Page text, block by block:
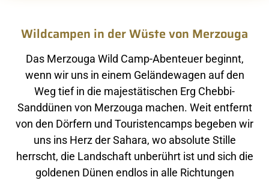
Wildcampen in der Wüste von Merzouga
Das Merzouga Wild Camp-Abenteuer beginnt,
wenn wir uns in einem Geländewagen auf den
Weg tief in die majestätischen Erg Chebbi-
Sanddünen von Merzouga machen. Weit entfernt
von den Dörfern und Touristencamps begeben wir
uns ins Herz der Sahara, wo absolute Stille
herrscht, die Landschaft unberührt ist und sich die
goldenen Dünen endlos in alle Richtungen